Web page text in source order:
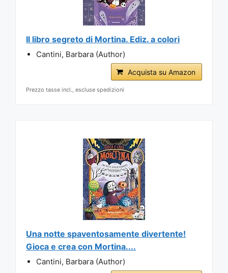
Il libro segreto di Mortina. Ediz. a colori
Cantini, Barbara (Author)
Acquista su Amazon
Prezzo tasse incl., escluse spedizioni
Una notte spaventosamente divertente!
Gioca e crea con Mortina....
Cantini, Barbara (Author)